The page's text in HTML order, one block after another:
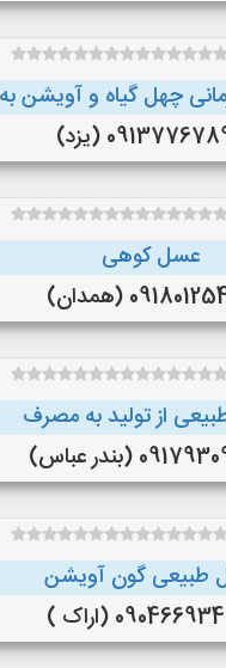
(یزد)
عسل کوهی
(همدان)
از تولید به مصرف
(بندر عباس)
طبیعی گون آویشن
(اراک )